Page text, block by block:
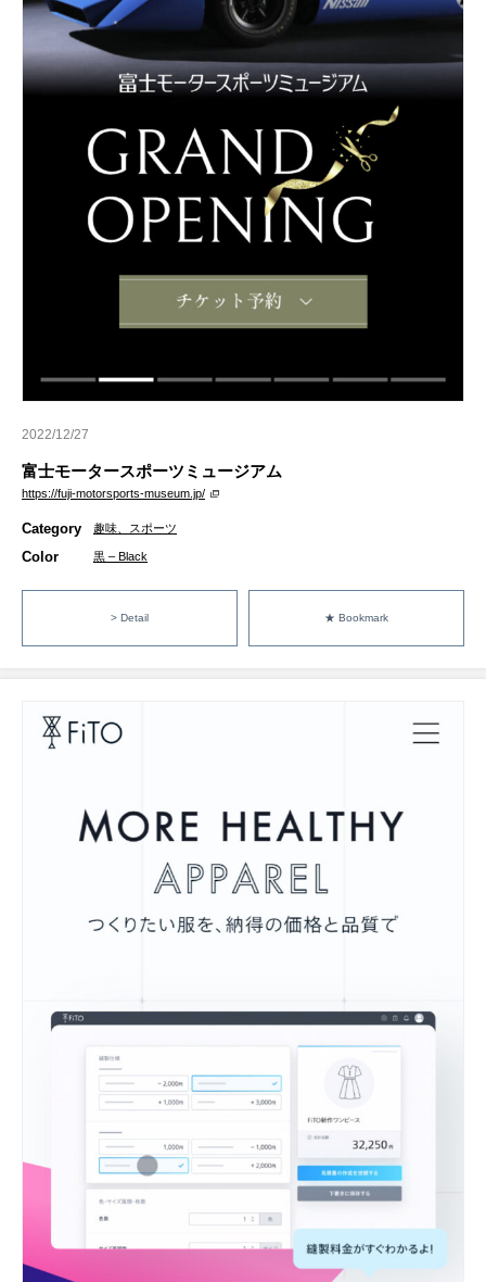
2022/12/27
富士モータースポーツミュージアム
https://fuji-motorsports-museum.jp/
Category 趣味、スポーツ
Color 黒 – Black
> Detail ★ Bookmark